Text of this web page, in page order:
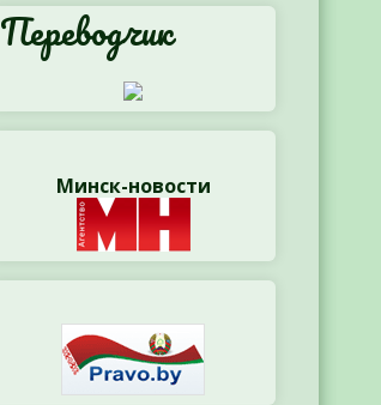
Переводчик
Минск-новости